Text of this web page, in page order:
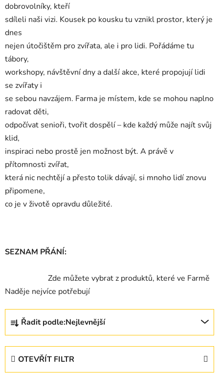
dobrovolníky, kteří
sdíleli naši vizi. Kousek po kousku tu vznikl prostor, který je
dnes
nejen útočištěm pro zvířata, ale i pro lidi. Pořádáme tu
tábory,
workshopy, návštěvní dny a další akce, které propojují lidi
se zvířaty i
se sebou navzájem. Farma je místem, kde se mohou naplno
radovat děti,
odpočívat senioři, tvořit dospělí – kde každý může najít svůj
klid,
inspiraci nebo prostě jen možnost být. A právě v
přítomnosti zvířat,
která nic nechtějí a přesto tolik dávají, si mnoho lidí znovu
připomene,
co je v životě opravdu důležité.
SEZNAM PŘÁNÍ:
Zde můžete vybrat z produktů, které ve Farmě
Naděje nejvíce potřebují
Ř
z
Řadit podle:Nejlevnější
OTEVŘÍT FILTR